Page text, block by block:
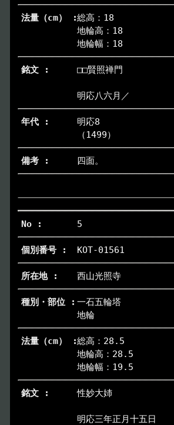
総高：18
地輪高：18
地輪幅：18
□□賢照禅門
明応八六月／
明応8
（1499）
四面。
5
KOT-01561
西山光照寺
一石五輪塔
地輪
総高：28.5
地輪高：28.5
地輪幅：19.5
性妙大姉
明応三年正月十五日